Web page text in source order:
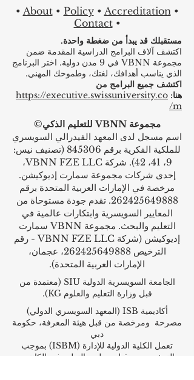
• About• Policy• Accreditation•
Contact•
مستقبلك قد يبدأ من ضغطة واحدة.
اكتشف آلاف البرامج الدراسية المقدمة ضمن
مجموعة VBNN في 9 مدن دولية. اختر البرنامج
الذي يناسب أهدافك، لغتك، وطموحك المهني.
اكتشف جميع البرامج من
هنا: https://executive.swissuniversity.co
m/
مجموعة VBNN للتعليم الذكي©
اسم مسجل لدى المعهد الفيدرالي السويسري
للملكية الفكرية برقم 845306 (تصنيف نيس:
9، 41، 42). شركة VBNN FZE LLC،
إحدى شركات مجموعة سمارت إديوكيشن.
مرخصة في الإمارات العربية المتحدة برقم
262425649888. تقدم جودة مستوحاة من
المعايير السويسرية وابتكارات عالمية في
التعليم والبحث. مجموعة VBNN سمارت
إديوكيشن (شركة VBNN FZE LLC - رقم
الترخيص262425649888، عجمان،
الإمارات العربية المتحدة).
الجامعة السويسرية الدوليةSIU
(معتمدة من
قبل وزارة التعليم والعلوم KG).
أكاديمية ISB (المعهد السويسري الدولي)
مصرحة ومرخصة من قبل هيئة المعرفة، حكومة
دبي
تعمل الكلية الدولية للإدارة (ISBM) بموجب
الترخيص من قبل مجلس التعليم في الكانتون